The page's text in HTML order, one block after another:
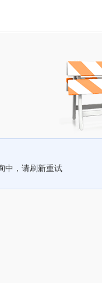
中，请刷新重试